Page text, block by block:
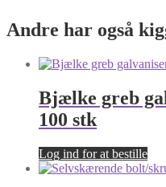
Andre har også
Bjælke greb
100 stk
Log ind for at bestille